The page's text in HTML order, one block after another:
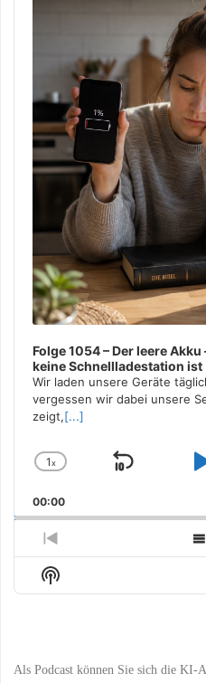
Folge 1054 – Der leere
keine Schnellladestation ist
Wir laden unsere Geräte
vergessen wir dabei unsere
zeigt,[...]
Change
Rate
1x
Skip
00:00
Previous
Episode
Show
Podcast
Als Podcast können Sie sich die KI-